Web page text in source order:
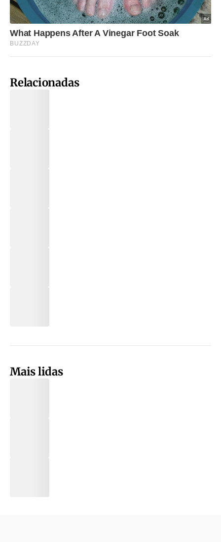
Relacionadas
Mais lidas